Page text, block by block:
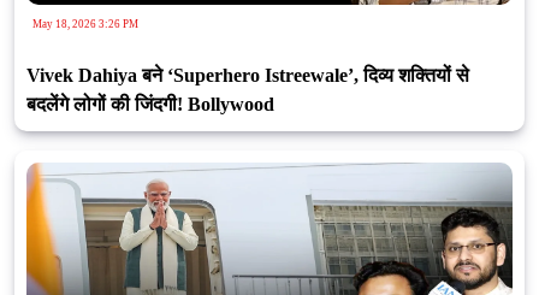
May 18, 2026 3:26 PM
Vivek Dahiya बने ‘Superhero Istreewale’, दिव्य शक्तियों से
बदलेंगे लोगों की जिंदगी! Bollywood